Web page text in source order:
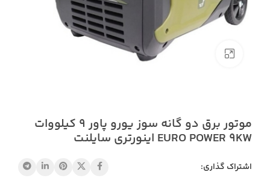
بزرگنمایی تصویر
موتور برق دو گانه سوز یورو پاور 9 کیلووات
EURO POWER 9KW اینورتری سایلنت
اشتراک گذاری: